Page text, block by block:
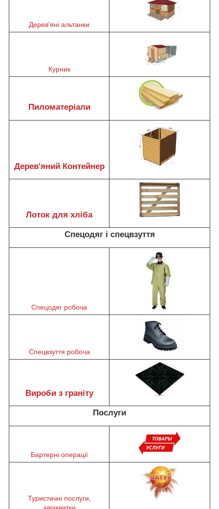
Дерев'яні альтанки
Курник
Пиломатеріали
Дерев'яний Контейнер
Лоток для хліба
Спецодяг і спецвзуття
Спецодяг робоча
Спецвзуття робоча
Вироби з граніту
Послуги
Бартерні операції
Туристичні послуги,